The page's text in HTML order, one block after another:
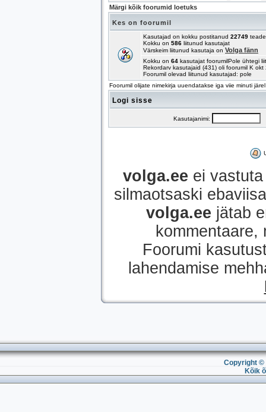
Märgi kõik foorumid loetuks
Kes on foorumil
Kasutajad on kokku postitanud 22749
Kokku on 586 liitunud kasutajat
Värskeim liitunud kasutaja on Volga fänn
Kokku on 64 kasutajat foorumilPole ühtegi
Rekordarv kasutajaid (431) oli foorumil K
Foorumil olevad liitunud kasutajad: pole
Foorumil olijate nimekirja uuendatakse iga viie minuti järel
Logi sisse
Kasutajanimi:
volga.ee ei
silmaotsaski
volga.ee jätab
Foorumi
lahendamise
Copyright ©
Kõik